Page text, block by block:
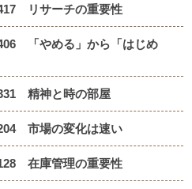
リサーチの重要性
「やめる」から「はじめ
精神と時の部屋
市場の変化は速い
在庫管理の重要性